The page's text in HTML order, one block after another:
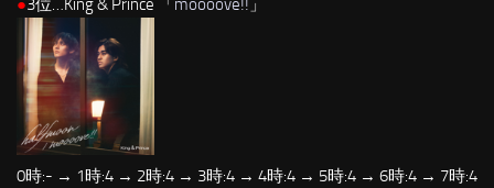
●3位…King & Prince 「 moooove!! 」
0時:- → 1時:4 → 2時:4 → 3時:4 → 4時:4 → 5時:4 → 6時:4 → 7時:4